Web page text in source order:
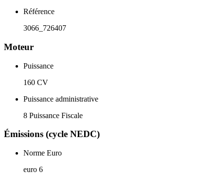
Référence
3066_726407
Moteur
Puissance
160 CV
Puissance administrative
8 Puissance Fiscale
Émissions (cycle NEDC)
Norme Euro
euro 6